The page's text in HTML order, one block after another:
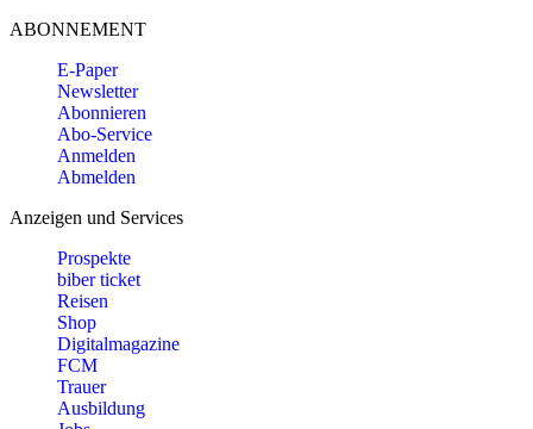
ABONNEMENT
E-Paper
Newsletter
Abonnieren
Abo-Service
Anmelden
Abmelden
Anzeigen und Services
Prospekte
biber ticket
Reisen
Shop
Digitalmagazine
FCM
Trauer
Ausbildung